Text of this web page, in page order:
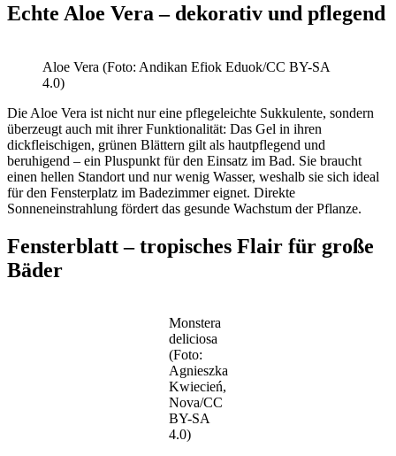
Echte Aloe Vera – dekorativ und pflegend
Aloe Vera (Foto: Andikan Efiok Eduok/CC BY-SA
4.0)
Die Aloe Vera ist nicht nur eine pflegeleichte Sukkulente, sondern
überzeugt auch mit ihrer Funktionalität: Das Gel in ihren
dickfleischigen, grünen Blättern gilt als hautpflegend und
beruhigend – ein Pluspunkt für den Einsatz im Bad. Sie braucht
einen hellen Standort und nur wenig Wasser, weshalb sie sich ideal
für den Fensterplatz im Badezimmer eignet. Direkte
Sonneneinstrahlung fördert das gesunde Wachstum der Pflanze.
Fensterblatt – tropisches Flair für große
Bäder
Monstera
deliciosa
(Foto:
Agnieszka
Kwiecień,
Nova/CC
BY-SA
4.0)